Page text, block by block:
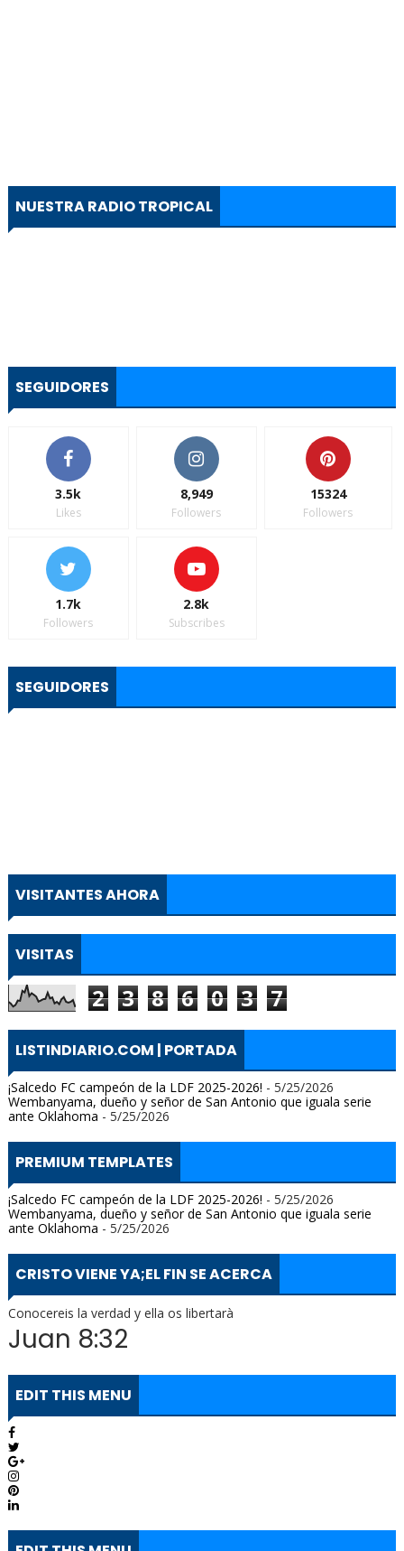
NUESTRA RADIO TROPICAL
SEGUIDORES
3.5k
Likes
8,949
Followers
15324
Followers
1.7k
Followers
2.8k
Subscribes
SEGUIDORES
VISITANTES AHORA
VISITAS
2 3 8 6 0 3 7
LISTINDIARIO.COM | PORTADA
¡Salcedo FC campeón de la LDF 2025-2026! - 5/25/2026
Wembanyama, dueño y señor de San Antonio que iguala serie
ante Oklahoma - 5/25/2026
PREMIUM TEMPLATES
¡Salcedo FC campeón de la LDF 2025-2026! - 5/25/2026
Wembanyama, dueño y señor de San Antonio que iguala serie
ante Oklahoma - 5/25/2026
CRISTO VIENE YA;EL FIN SE ACERCA
Conocereis la verdad y ella os libertarà
Juan 8:32
EDIT THIS MENU